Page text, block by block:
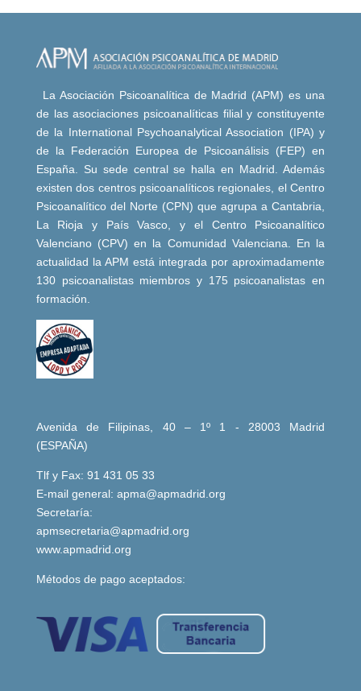
La Asociación Psicoanalítica de Madrid (APM) es una
de las asociaciones psicoanalíticas filial y constituyente
de la International Psychoanalytical Association (IPA) y
de la Federación Europea de Psicoanálisis (FEP) en
España. Su sede central se halla en Madrid. Además
existen dos centros psicoanalíticos regionales, el Centro
Psicoanalítico del Norte (CPN) que agrupa a Cantabria,
La Rioja y País Vasco, y el Centro Psicoanalítico
Valenciano (CPV) en la Comunidad Valenciana. En la
actualidad la APM está integrada por aproximadamente
130 psicoanalistas miembros y 175 psicoanalistas en
formación.
Avenida de Filipinas, 40 – 1º 1 - 28003 Madrid
(ESPAÑA)
Tlf y Fax: 91 431 05 33
E-mail general: apma@apmadrid.org
Secretaría:
apmsecretaria@apmadrid.org
www.apmadrid.org
Métodos de pago aceptados: